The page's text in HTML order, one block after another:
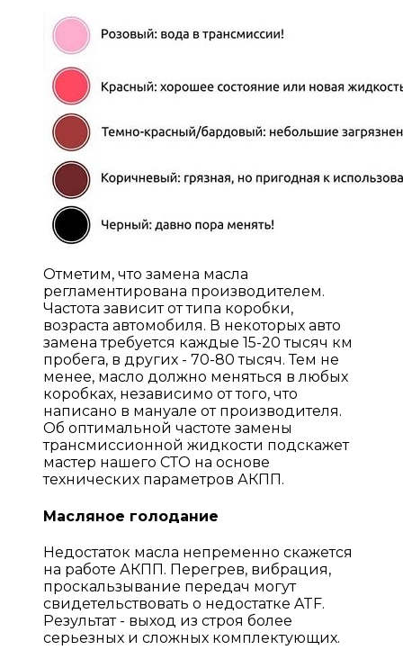
Отметим, что замена масла
регламентирована производителем.
Частота зависит от типа коробки,
возраста автомобиля. В некоторых авто
замена требуется каждые 15-20 тысяч км
пробега, в других - 70-80 тысяч. Тем не
менее, масло должно меняться в любых
коробках, независимо от того, что
написано в мануале от производителя.
Об оптимальной частоте замены
трансмиссионной жидкости подскажет
мастер нашего СТО на основе
технических параметров АКПП.
Масляное голодание
Недостаток масла непременно скажется
на работе АКПП. Перегрев, вибрация,
проскальзывание передач могут
свидетельствовать о недостатке ATF.
Результат - выход из строя более
серьезных и сложных комплектующих.